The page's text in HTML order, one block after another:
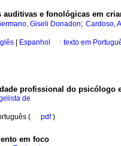
auditivas e fonológicas em
Giseli Donadon; Cardoso,
Espanhol · texto em
profissional do psicólogo
de
( pdf)
em foco